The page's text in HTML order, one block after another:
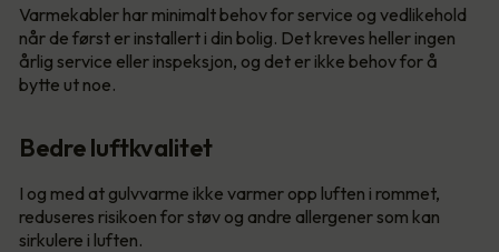
Varmekabler har minimalt behov for service og vedlikehold
når de først er installert i din bolig. Det kreves heller ingen
årlig service eller inspeksjon, og det er ikke behov for å
bytte ut noe.
Bedre luftkvalitet
I og med at gulvvarme ikke varmer opp luften i rommet,
reduseres risikoen for støv og andre allergener som kan
sirkulere i luften.